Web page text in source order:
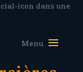
icon dans une